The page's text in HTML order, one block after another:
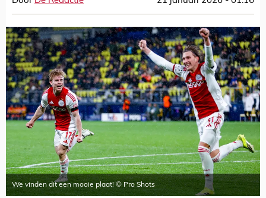
We vinden dit een mooie plaat! © Pro Shots